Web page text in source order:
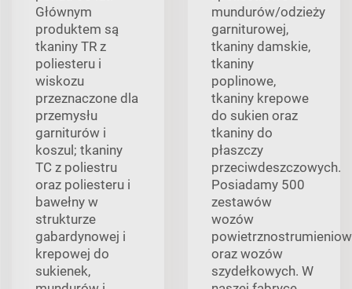
Głównym
produktem są
tkaniny TR z
poliesteru i
wiskozu
przeznaczone dla
przemysłu
garniturów i
koszul; tkaniny
TC z poliestru
oraz poliesteru i
bawełny w
strukturze
gabardynowej i
krepowej do
sukienek,
mundurów/odzieży
garniturowej,
tkaniny damskie,
tkaniny
poplinowe,
tkaniny krepowe
do sukien oraz
tkaniny do
płaszczy
przeciwdeszczowych.
Posiadamy 500
zestawów
wozów
oraz wozów
szydełkowych. W